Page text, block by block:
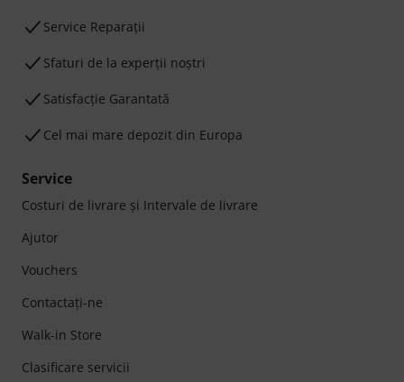
Service Reparații
Sfaturi de la experții noștri
Satisfacție Garantată
Cel mai mare depozit din Europa
Service
Costuri de livrare şi Intervale de livrare
Ajutor
Vouchers
Contactaţi-ne
Walk-in Store
Clasificare servicii